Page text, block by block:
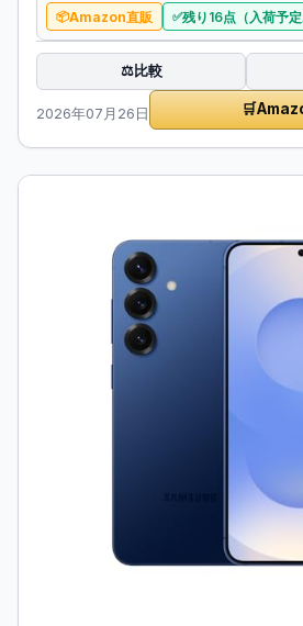
Amazon直販 残り16点（入荷予定
⚖️比較
2026年07月26日 🛒